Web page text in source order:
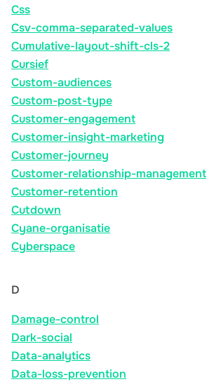
Css
Csv-comma-separated-values
Cumulative-layout-shift-cls-2
Cursief
Custom-audiences
Custom-post-type
Customer-engagement
Customer-insight-marketing
Customer-journey
Customer-relationship-management
Customer-retention
Cutdown
Cyane-organisatie
Cyberspace
D
Damage-control
Dark-social
Data-analytics
Data-loss-prevention